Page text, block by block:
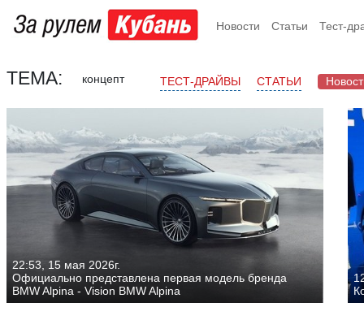
Новости Статьи Тест-
ТЕМА: концепт ТЕСТ-ДРАЙВЫ СТАТЬИ
22:53, 15 мая 2026г.
Официально представлена первая модель бренда
BMW Alpina - Vision BMW Alpina